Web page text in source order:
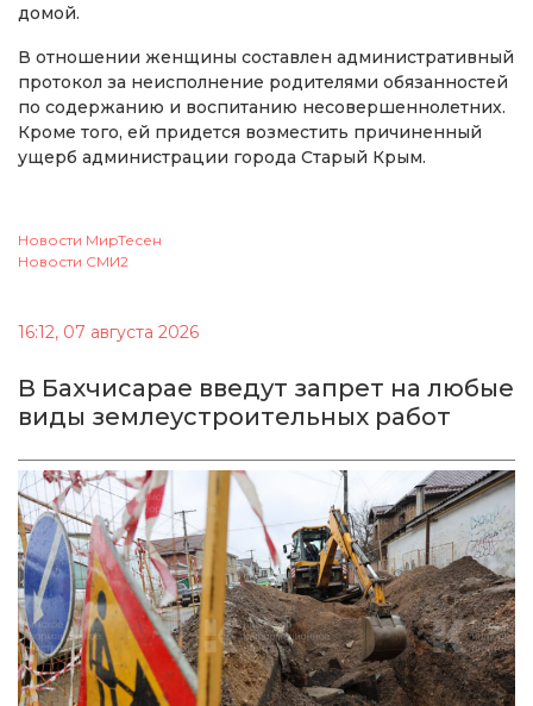
домой.
В отношении женщины составлен административный
протокол за неисполнение родителями обязанностей
по содержанию и воспитанию несовершеннолетних.
Кроме того, ей придется возместить причиненный
ущерб администрации города Старый Крым.
Новости МирТесен
Новости СМИ2
16:12, 07 августа 2026
В Бахчисарае введут запрет на любые
виды землеустроительных работ